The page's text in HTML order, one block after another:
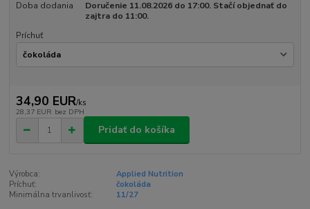
Doba dodania
Doručenie 11.08.2026 do 17:00. Stačí objednať do
zajtra do 11:00.
Príchuť
34,90 EUR/ks
28,37 EUR bez DPH
Pridať do košíka
Výrobca:
Applied Nutrition
Príchuť:
čokoláda
Minimálna trvanlivosť:
11/27